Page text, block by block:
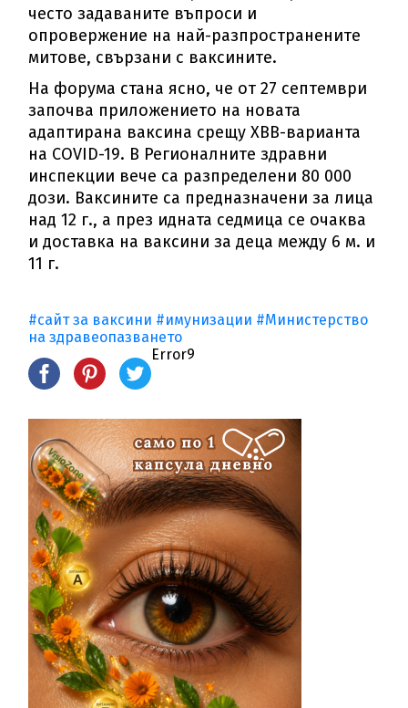
често задаваните въпроси и
опровержение на най-разпространените
митове, свързани с ваксините.
На форума стана ясно, че от 27 септември
започва приложението на новата
адаптирана ваксина срещу XBB-варианта
на COVID-19. В Регионалните здравни
инспекции вече са разпределени 80 000
дози. Ваксините са предназначени за лица
над 12 г., а през идната седмица се очаква
и доставка на ваксини за деца между 6 м. и
11 г.
#сайт за ваксини #имунизации #Министерство
на здравеопазването
Error9